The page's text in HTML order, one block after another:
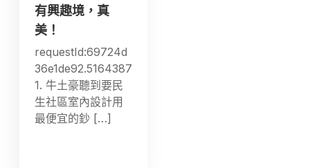
有興趣境，真
美！
requestId:69724d
36e1de92.5164387
1. 牛土豪聽到要民
生社區室內設計用
最便宜的鈔 […]